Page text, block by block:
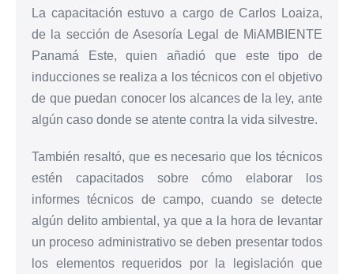
La capacitación estuvo a cargo de Carlos Loaiza,
de la sección de Asesoría Legal de MiAMBIENTE
Panamá Este, quien añadió que este tipo de
inducciones se realiza a los técnicos con el objetivo
de que puedan conocer los alcances de la ley, ante
algún caso donde se atente contra la vida silvestre.
También resaltó, que es necesario que los técnicos
estén capacitados sobre cómo elaborar los
informes técnicos de campo, cuando se detecte
algún delito ambiental, ya que a la hora de levantar
un proceso administrativo se deben presentar todos
los elementos requeridos por la legislación que